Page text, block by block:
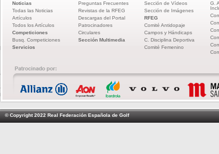
Noticias
Todas las Noticias
Artículos
Todos los Artículos
Competiciones
Busq. Competiciones
Servicios
Preguntas Frecuentes
Revistas de la RFEG
Descargas del Portal
Patrocinadores
Circulares
Sección Multimedia
Sección de Vídeos
Sección de Imágenes
RFEG
Comité Antidopaje
Campos y Hándicaps
C. Disciplina Deportiva
Comité Femenino
G.
© Copyright 2022 Real Federación Española de Golf